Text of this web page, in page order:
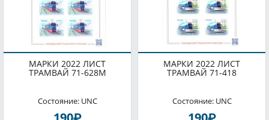
МАРКИ 2022 ЛИСТ
ТРАМВАЙ 71-628М
Состояние: UNC
P
МАРКИ 2022 ЛИСТ
ТРАМВАЙ 71-418
Состояние: UNC
P